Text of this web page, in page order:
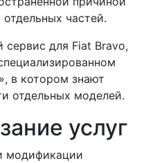
частей.
для Fiat Bravo,
в котором знают
отдельных моделей.
услуг
модификации